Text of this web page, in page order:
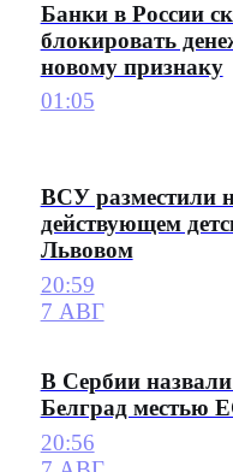
Банки в России
блокировать
новому признаку
01:05
ВСУ разместили
действующем
Львовом
20:59
7 АВГ
В Сербии назвали
Белград местью
20:56